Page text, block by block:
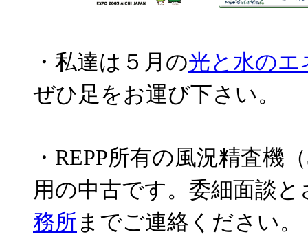
・私達は５月の光と水のエ
ぜひ足をお運び下さい。
・REPP所有の風況精査機
用の中古です。委細面談
務所 までご連絡ください。